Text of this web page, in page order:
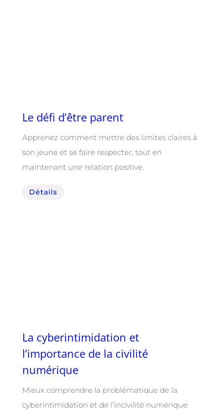
Le défi d’être parent
Apprenez comment mettre des limites claires à
son jeune et se faire respecter, tout en
maintenant une relation positive.
Détails
La cyberintimidation et
l’importance de la civilité
numérique
Mieux comprendre la problématique de la
cyberintimidation et de l’incivilité numérique